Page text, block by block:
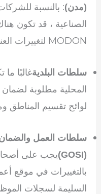
(مدن): بالنسبة
الصناعية ، قد تكون
MODON لتغييرات العنوان.
سلطات البلديةغالبًا ما
المحلية مطلوبة
لوائح تقسيم المناطق
سلطات العمل والضمان
(GOSI)
بالتغييرات في موقع
السليمة لسجلات